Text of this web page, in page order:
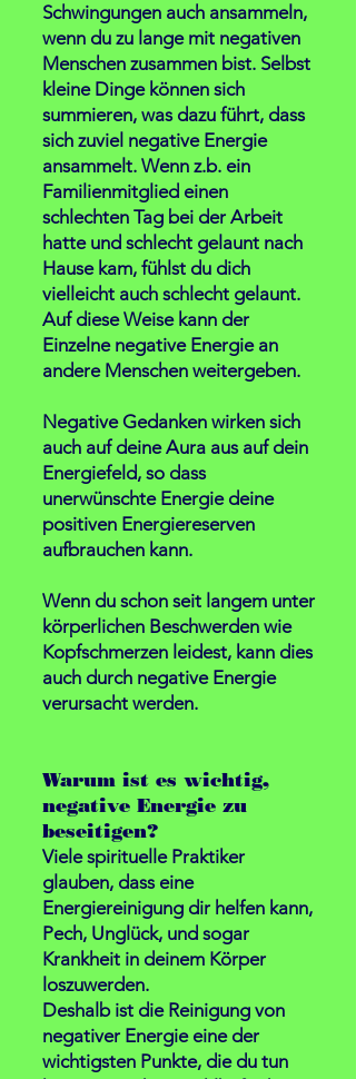
Schwingungen auch ansammeln,
wenn du zu lange mit negativen
Menschen zusammen bist. Selbst
kleine Dinge können sich
summieren, was dazu führt, dass
sich zuviel negative Energie
ansammelt. Wenn z.b. ein
Familienmitglied einen
schlechten Tag bei der Arbeit
hatte und schlecht gelaunt nach
Hause kam, fühlst du dich
vielleicht auch schlecht gelaunt.
Auf diese Weise kann der
Einzelne negative Energie an
andere Menschen weitergeben.
Negative Gedanken wirken sich
auch auf deine Aura aus auf dein
Energiefeld, so dass
unerwünschte Energie deine
positiven Energiereserven
aufbrauchen kann.
Wenn du schon seit langem unter
körperlichen Beschwerden wie
Kopfschmerzen leidest, kann dies
auch durch negative Energie
verursacht werden.
Warum ist es wichtig,
negative Energie zu
beseitigen?
Viele spirituelle Praktiker
glauben, dass eine
Energiereinigung dir helfen kann,
Pech, Unglück, und sogar
Krankheit in deinem Körper
loszuwerden.
Deshalb ist die Reinigung von
negativer Energie eine der
wichtigsten Punkte, die du tun